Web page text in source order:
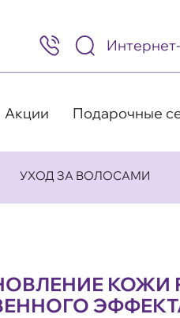
8
(495)
505-
98
Акции Подарочные
УХОД ЗА ВОЛОСАМИ
КОЖИ